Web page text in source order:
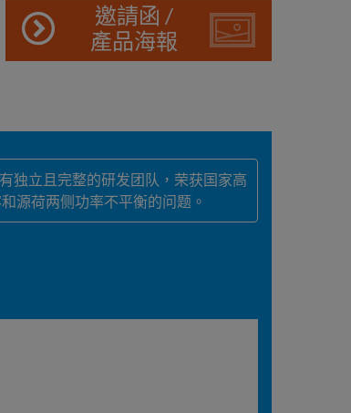
邀請函 /
產品海報
独立且完整的研发团队，荣获国家高
源荷两侧功率不平衡的问题。